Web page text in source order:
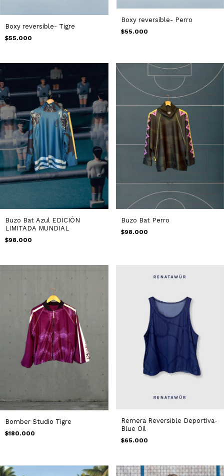
Boxy reversible- Tigre
$55.000
Boxy reversible- Perro
$55.000
Buzo Bat Azul EDICIÓN
LIMITADA MUNDIAL
$98.000
Buzo Bat Perro
$98.000
Bomber Studio Tigre
$180.000
Remera Reversible Deportiva-
Blue Oil
$65.000